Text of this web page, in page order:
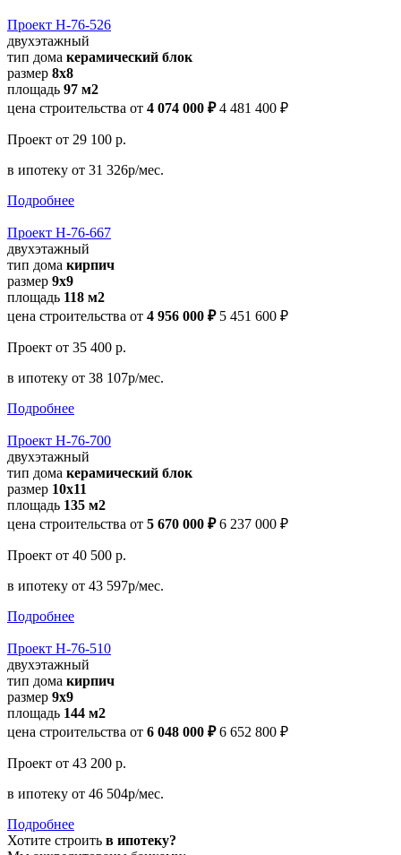
Проект Н-76-526
двухэтажный
тип дома керамический блок
размер 8х8
площадь 97 м2
цена строительства от 4 074 000 ₽ 4 481 400 ₽
Проект от 29 100 р.
в ипотеку от 31 326р/мес.
Подробнее
Проект Н-76-667
двухэтажный
тип дома кирпич
размер 9x9
площадь 118 м2
цена строительства от 4 956 000 ₽ 5 451 600 ₽
Проект от 35 400 р.
в ипотеку от 38 107р/мес.
Подробнее
Проект Н-76-700
двухэтажный
тип дома керамический блок
размер 10x11
площадь 135 м2
цена строительства от 5 670 000 ₽ 6 237 000 ₽
Проект от 40 500 р.
в ипотеку от 43 597р/мес.
Подробнее
Проект Н-76-510
двухэтажный
тип дома кирпич
размер 9х9
площадь 144 м2
цена строительства от 6 048 000 ₽ 6 652 800 ₽
Проект от 43 200 р.
в ипотеку от 46 504р/мес.
Подробнее
Хотите строить в ипотеку?